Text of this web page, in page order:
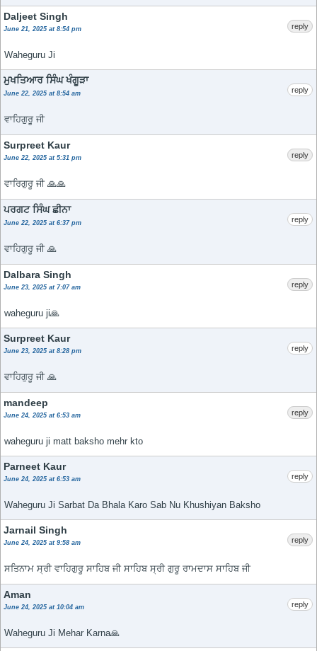
Daljeet Singh
June 21, 2025 at 8:54 pm
Waheguru Ji
reply
ਮੁਖਤਿਆਰ ਸਿੰਘ ਖੰਗੂੜਾ
June 22, 2025 at 8:54 am
ਵਾਹਿਗੁਰੂ ਜੀ
reply
Surpreet Kaur
June 22, 2025 at 5:31 pm
ਵਾਰਿਗੁਰੂ ਜੀ 🙏🙏
reply
ਪਰਗਟ ਸਿੰਘ ਛੀਨਾ
June 22, 2025 at 6:37 pm
ਵਾਹਿਗੁਰੂ ਜੀ 🙏
reply
Dalbara Singh
June 23, 2025 at 7:07 am
waheguru ji🙏
reply
Surpreet Kaur
June 23, 2025 at 8:28 pm
ਵਾਹਿਗੁਰੂ ਜੀ 🙏
reply
mandeep
June 24, 2025 at 6:53 am
waheguru ji matt baksho mehr kto
reply
Parneet Kaur
June 24, 2025 at 6:53 am
Waheguru Ji Sarbat Da Bhala Karo Sab Nu Khushiyan Baksho
reply
Jarnail Singh
June 24, 2025 at 9:58 am
ਸਤਿਨਾਮ ਸ੍ਰੀ ਵਾਹਿਗੁਰੂ ਸਾਹਿਬ ਜੀ ਸਾਹਿਬ ਸ੍ਰੀ ਗੁਰੂ ਰਾਮਦਾਸ ਸਾਹਿਬ ਜੀ
reply
Aman
June 24, 2025 at 10:04 am
Waheguru Ji Mehar Karna🙏
reply